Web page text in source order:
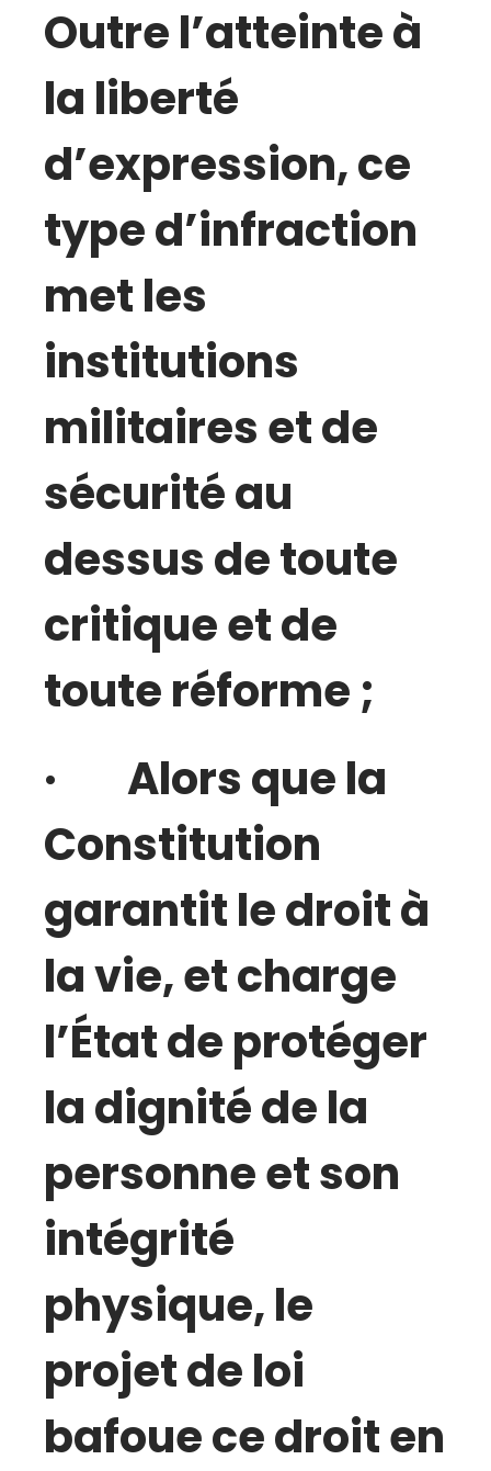
Outre l’atteinte à
la liberté
d’expression, ce
type d’infraction
met les
institutions
militaires et de
sécurité au
dessus de toute
critique et de
toute réforme ;
· Alors que la
Constitution
garantit le droit à
la vie, et charge
l’État de protéger
la dignité de la
personne et son
intégrité
physique, le
projet de loi
bafoue ce droit en